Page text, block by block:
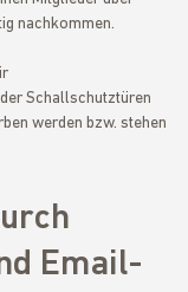
nachkommen.
Schallschutztüren
werden bzw. stehen
Email-